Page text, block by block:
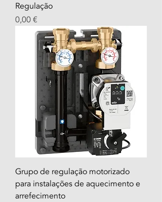
Regulação
Prezzo
0,00 €
Grupo de regulação motorizado
para instalações de aquecimento e
arrefecimento